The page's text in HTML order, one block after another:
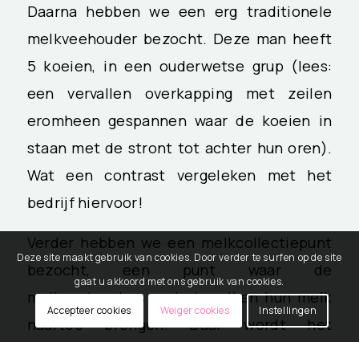
Daarna hebben we een erg traditionele
melkveehouder bezocht. Deze man heeft
5 koeien, in een ouderwetse grup (lees:
een vervallen overkapping met zeilen
eromheen gespannen waar de koeien in
staan met de stront tot achter hun oren).
Wat een contrast vergeleken met het
bedrijf hiervoor!
Verder hebben we een melkcollectiepunt
bezocht, een punt waar de
melkveehouders na het melken hun melk
naartoe brengen. Daar wordt het
Deze site maakt gebruik van cookies. Door verder te surfen op de site
gaat u akkoord met ons gebruik van cookies.
Accepteer cookies Weiger cookies Instellingen